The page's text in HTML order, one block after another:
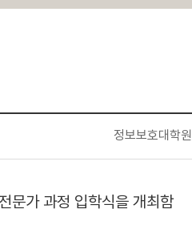
정보보호대학원
문가 과정 입학식을 개최함